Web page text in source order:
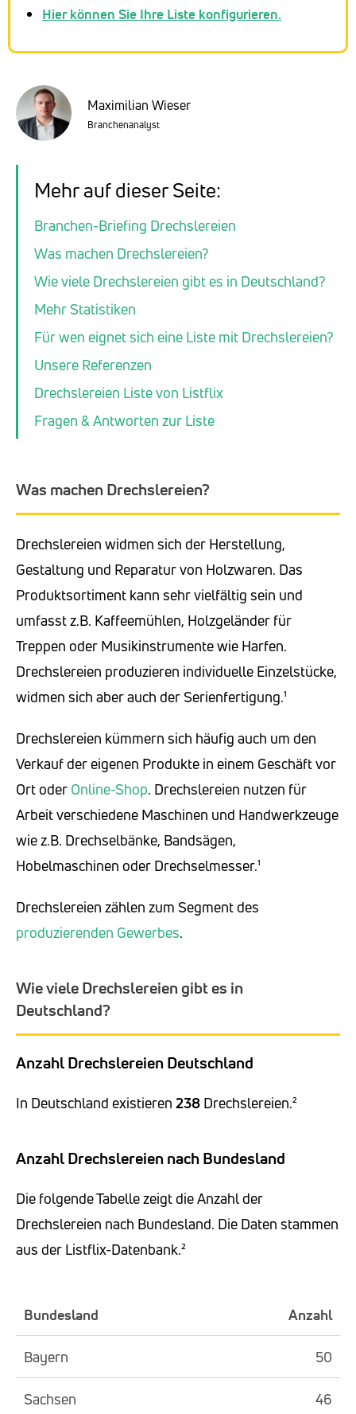
Hier können Sie Ihre Liste konfigurieren.
Maximilian Wieser
Branchenanalyst
Mehr auf dieser Seite:
Branchen-Briefing Drechslereien
Was machen Drechslereien?
Wie viele Drechslereien gibt es in Deutschland?
Mehr Statistiken
Für wen eignet sich eine Liste mit Drechslereien?
Unsere Referenzen
Drechslereien Liste von Listflix
Fragen & Antworten zur Liste
Was machen Drechslereien?
Drechslereien widmen sich der Herstellung,
Gestaltung und Reparatur von Holzwaren. Das
Produktsortiment kann sehr vielfältig sein und
umfasst z.B. Kaffeemühlen, Holzgeländer für
Treppen oder Musikinstrumente wie Harfen.
Drechslereien produzieren individuelle Einzelstücke,
widmen sich aber auch der Serienfertigung.¹
Drechslereien kümmern sich häufig auch um den
Verkauf der eigenen Produkte in einem Geschäft vor
Ort oder Online-Shop. Drechslereien nutzen für
Arbeit verschiedene Maschinen und Handwerkzeuge
wie z.B. Drechselbänke, Bandsägen,
Hobelmaschinen oder Drechselmesser.¹
Drechslereien zählen zum Segment des
produzierenden Gewerbes.
Wie viele Drechslereien gibt es in
Deutschland?
Anzahl Drechslereien Deutschland
In Deutschland existieren 238 Drechslereien.²
Anzahl Drechslereien nach Bundesland
Die folgende Tabelle zeigt die Anzahl der
Drechslereien nach Bundesland. Die Daten stammen
aus der Listflix-Datenbank.²
Bundesland Anzahl
Bayern 50
Sachsen 46